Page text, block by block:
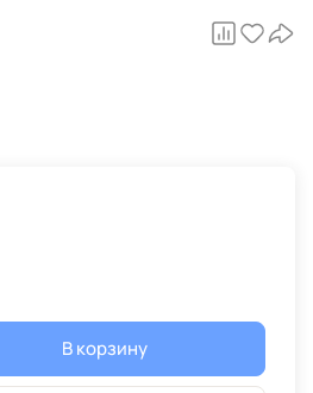
В корзину